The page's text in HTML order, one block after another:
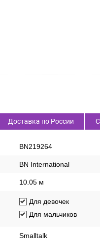
Доставка по России
BN219264
BN International
10.05 м
Для девочек
Для мальчиков
Smalltalk